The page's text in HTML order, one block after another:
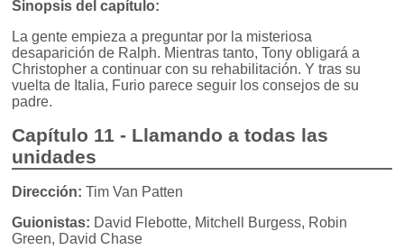
Sinopsis del capítulo:
La gente empieza a preguntar por la misteriosa
desaparición de Ralph. Mientras tanto, Tony obligará a
Christopher a continuar con su rehabilitación. Y tras su
vuelta de Italia, Furio parece seguir los consejos de su
padre.
Capítulo 11 - Llamando a todas las
unidades
Dirección: Tim Van Patten
Guionistas: David Flebotte, Mitchell Burgess, Robin
Green, David Chase